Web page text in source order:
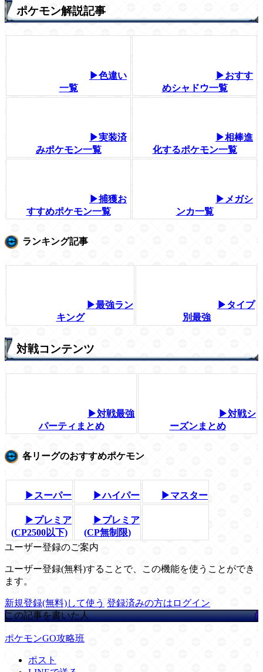
ポケモン解説記事
▶色違い
一覧
▶おすす
めシャドウ一覧
▶実装済
みポケモン一覧
▶相棒進
化するポケモン一覧
▶捕獲お
すすめポケモン一覧
▶メガシ
ンカ一覧
ランキング記事
▶最強ラン
キング
▶タイプ
別最強
対戦コンテンツ
▶対戦最強
パーティまとめ
▶対戦シ
ーズンまとめ
各リーグのおすすめポケモン
▶スーパー ▶ハイパー ▶マスター
▶プレミア
(CP2500以下)
▶プレミア
(CP無制限)
ユーザー登録のご案内
ユーザー登録(無料)することで、この機能を使うことができ
ます。
新規登録(無料)して使う 登録済みの方はログイン
この記事を書いた人
ポケモンGO攻略班
ポスト